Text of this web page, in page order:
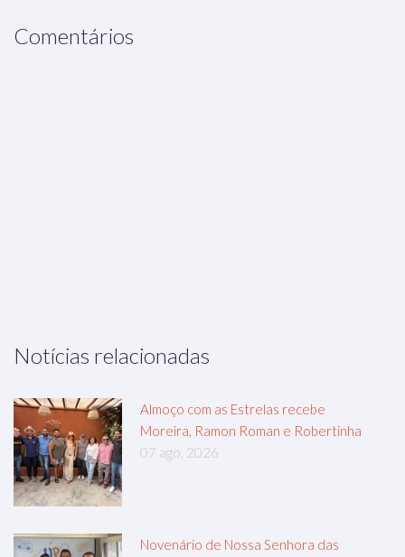
Comentários
Notícias relacionadas
Almoço com as Estrelas recebe
Moreira, Ramon Roman e Robertinha
07 ago, 2026
Novenário de Nossa Senhora das